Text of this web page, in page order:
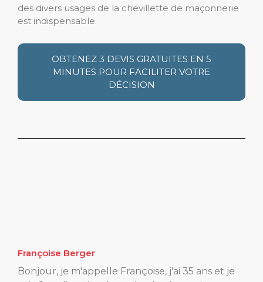
des divers usages de la chevillette de maçonnerie
est indispensable.
OBTENEZ 3 DEVIS GRATUITES EN 5
MINUTES POUR FACILITER VOTRE
DÉCISION
Françoise Berger
Bonjour, je m'appelle Françoise, j'ai 35 ans et je